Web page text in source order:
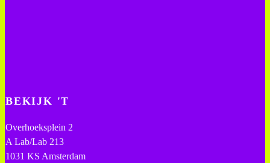
BEKIJK 'T
Overhoeksplein 2
A Lab/Lab 213
1031 KS Amsterdam